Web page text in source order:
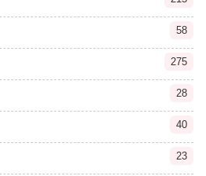
58
275
28
40
23